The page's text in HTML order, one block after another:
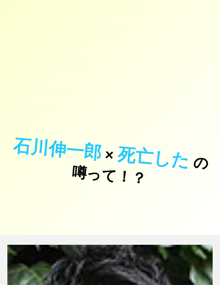
石川伸一郎×死亡した の
噂
っ
て
！
？